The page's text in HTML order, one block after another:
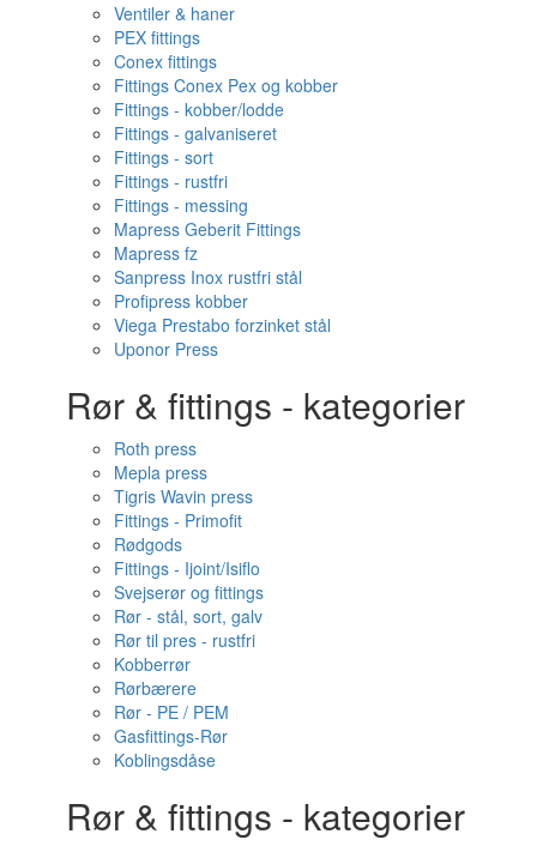
Ventiler & haner
PEX fittings
Conex fittings
Fittings Conex Pex og kobber
Fittings - kobber/lodde
Fittings - galvaniseret
Fittings - sort
Fittings - rustfri
Fittings - messing
Mapress Geberit Fittings
Mapress fz
Sanpress Inox rustfri stål
Profipress kobber
Viega Prestabo forzinket stål
Uponor Press
Rør & fittings - kategorier
Roth press
Mepla press
Tigris Wavin press
Fittings - Primofit
Rødgods
Fittings - Ijoint/Isiflo
Svejserør og fittings
Rør - stål, sort, galv
Rør til pres - rustfri
Kobberrør
Rørbærere
Rør - PE / PEM
Gasfittings-Rør
Koblingsdåse
Rør & fittings - kategorier